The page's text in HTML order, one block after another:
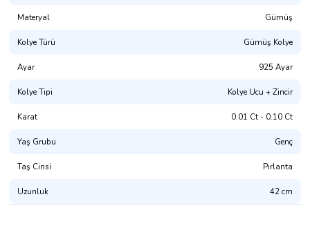
Materyal Gümüş
Kolye Türü Gümüş Kolye
Ayar 925 Ayar
Kolye Tipi Kolye Ucu + Zincir
Karat 0.01 Ct - 0.10 Ct
Yaş Grubu Genç
Taş Cinsi Pırlanta
Uzunluk 42 cm